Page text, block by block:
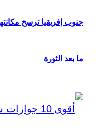
جنوب إفريقيا ترسخ
ما بعد الثورة